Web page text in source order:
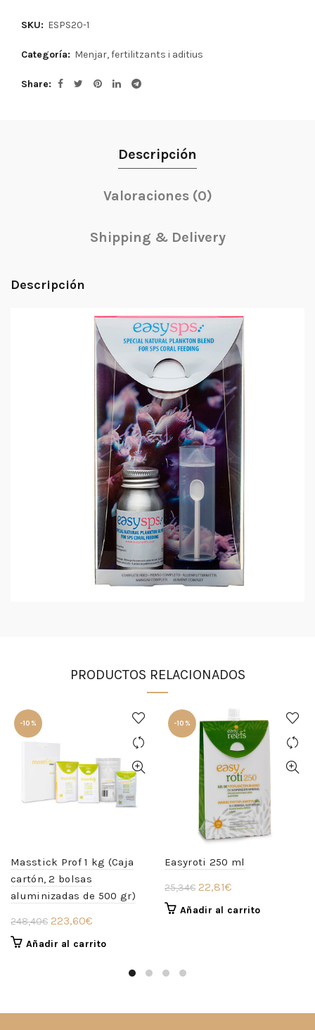
SKU: ESPS20-1
Categoría: Menjar, fertilitzants i aditius
Share
Descripción
Valoraciones (0)
Shipping & Delivery
Descripción
PRODUCTOS RELACIONADOS
-10%
Masstick Prof 1 kg (Caja
cartón, 2 bolsas
aluminizadas de 500 gr)
248,40€ El
precio
223,60€
precio
Añadir al carrito
-10%
Easyroti 250 ml
25,34€ El
precio
22,81€
precio
Añadir al carrito